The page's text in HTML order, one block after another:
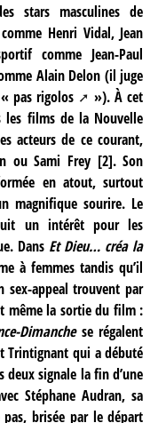
stars masculines de
Henri Vidal, Jean
comme Jean-Paul
Alain Delon (il juge
pas rigolos
»). À cet
les films de la Nouvelle
acteurs de ce courant,
ou Sami Frey[2]. Son
en atout, surtout
magnifique sourire. Le
un intérêt pour les
Dans Et Dieu… créa la
à femmes tandis qu’il
sex-appeal trouvent par
même la sortie du film :
Dimanchese régalent
Trintignant qui a débuté
signale la fin d’une
Stéphane Audran, sa
brisée par le départ